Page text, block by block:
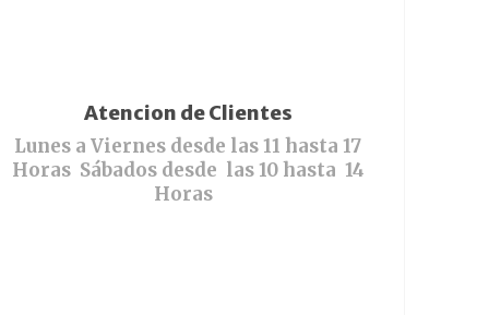
Atencion de Clientes
Lunes a Viernes desde las 11 hasta 17
Horas Sábados desde las 10 hasta 14
Horas